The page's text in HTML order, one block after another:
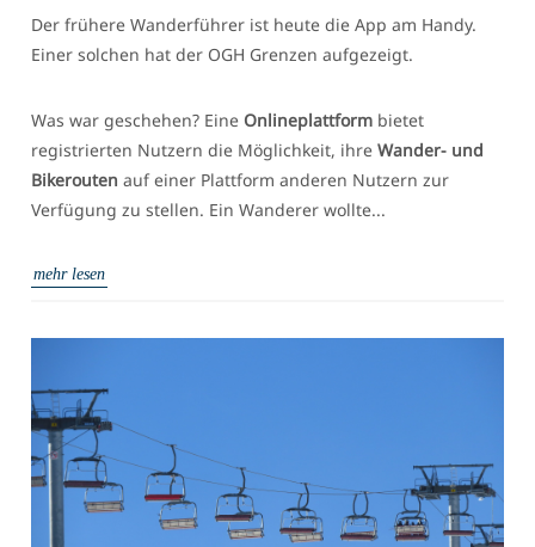
Der frühere Wanderführer ist heute die App am Handy.
Einer solchen hat der OGH Grenzen aufgezeigt.
Was war geschehen? Eine Onlineplattform bietet
registrierten Nutzern die Möglichkeit, ihreWander- und
Bikerouten auf einer Plattform anderen Nutzern zur
Verfügung zu stellen. Ein Wanderer wollte...
mehr lesen